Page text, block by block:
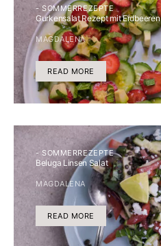
- SOMMERREZEPTE
Gurkensalat Rezept mit Erdbeeren
MAGDALENA
READ MORE
- SOMMERREZEPTE
Beluga Linsen Salat
MAGDALENA
READ MORE